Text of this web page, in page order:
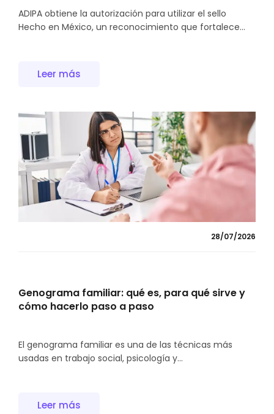
ADIPA obtiene la autorización para utilizar el sello
Hecho en México, un reconocimiento que fortalece...
Leer más
28/07/2026
Genograma familiar: qué es, para qué sirve y
cómo hacerlo paso a paso
El genograma familiar es una de las técnicas más
usadas en trabajo social, psicología y...
Leer más